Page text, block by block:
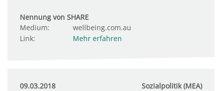
Nennung von SHARE
Medium:
wellbeing.com.au
Link:
Mehr erfahren
09.03.2018 Sozialpolitik (MEA)